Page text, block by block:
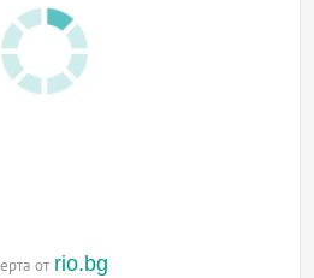
от rio.bg